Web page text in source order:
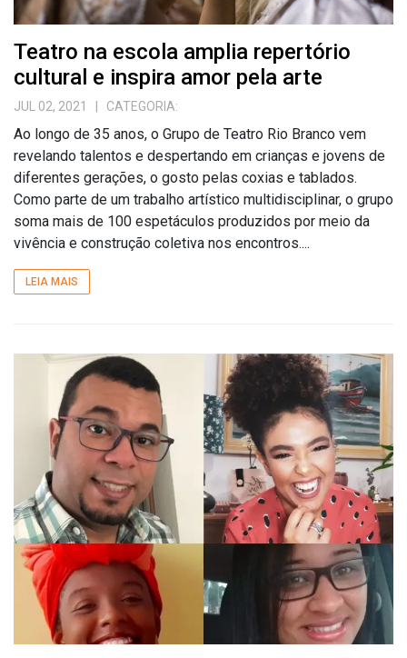
Teatro na escola amplia repertório
cultural e inspira amor pela arte
JUL 02, 2021 | CATEGORIA:
Ao longo de 35 anos, o Grupo de Teatro Rio Branco vem
revelando talentos e despertando em crianças e jovens de
diferentes gerações, o gosto pelas coxias e tablados.
Como parte de um trabalho artístico multidisciplinar, o grupo
soma mais de 100 espetáculos produzidos por meio da
vivência e construção coletiva nos encontros....
LEIA MAIS